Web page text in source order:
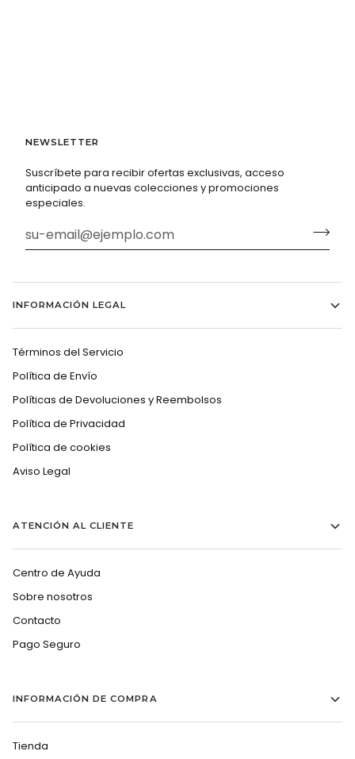
NEWSLETTER
Suscríbete para recibir ofertas exclusivas, acceso
anticipado a nuevas colecciones y promociones
especiales.
INFORMACIÓN LEGAL
Términos del Servicio
Política de Envío
Políticas de Devoluciones y Reembolsos
Política de Privacidad
Política de cookies
Aviso Legal
ATENCIÓN AL CLIENTE
Centro de Ayuda
Sobre nosotros
Contacto
Pago Seguro
INFORMACIÓN DE COMPRA
Tienda